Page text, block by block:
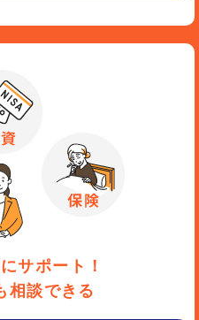
サポート！
相談できる